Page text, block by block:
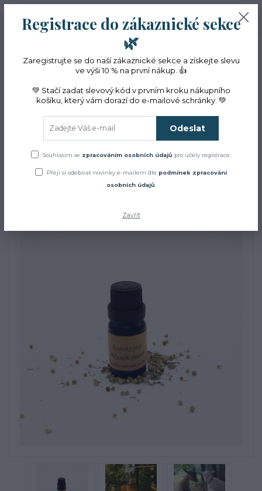
Menu
CZK
Hledat
(Po-Pá, 10-16 hod.)
0ks
0 Kč
Aromaterapie 100% esenciální olej z BIO pelyňku 5 ml
100% esenciální olej z BIO
pelyňku 5 ml
Registrace do zákaznické sekce
🌿
Zaregistrujte se do naší zákaznické sekce a získejte slevu
ve výši 10 % na první nákup. 👍
💚 Stačí zadat slevový kód v prvním kroku nákupního
košíku, který vám dorazí do e-mailové schránky. 💚
Odeslat
Souhlasím se zpracováním osobních údajů pro účely registrace.
Přeji si odebírat novinky e-mailem dle podmínek zpracování
osobních údajů
Zavřít